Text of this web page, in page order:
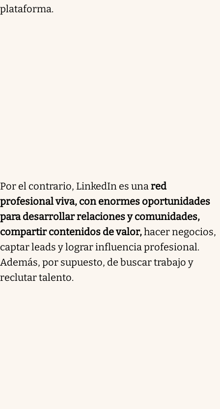
plataforma.
Por el contrario, LinkedIn es unared
profesional viva, con enormes oportunidades
para desarrollar relaciones y comunidades,
compartir contenidos de valor,hacer negocios,
captar leads y lograr influencia profesional.
Además, por supuesto, de buscar trabajo y
reclutar talento.